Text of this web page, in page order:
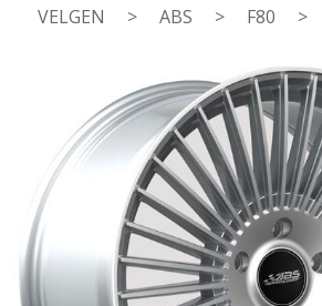
VELGEN > ABS > F80 >